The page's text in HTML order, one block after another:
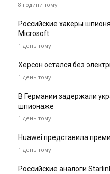
8 години тому
Российские хакеры
Microsoft
1 день тому
Херсон остался без
1 день тому
В Германии задержали
шпионаже
1 день тому
Huawei представила
1 день тому
Российские аналоги